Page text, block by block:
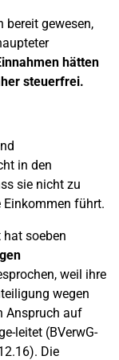
bereit gewesen,
hätten
steuerfrei.
in den
sie nicht zu
Einkommen führt.
soeben
weil ihre
wegen
Anspruch auf
leitet (BVerwG-
Die